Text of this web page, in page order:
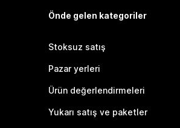
Önde gelen kategoriler
Stoksuz satış
Pazar yerleri
Ürün değerlendirmeleri
Yukarı satış ve paketler